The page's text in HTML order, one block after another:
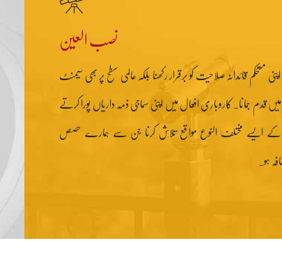
نصب العین
مستحکم قائدانہ صلاحیت کو برقرار رکھنا بلکہ عالمی سطح پر بھی سیمنٹ
قدم جمانا۔ کاروباری افعال میں اپنی سماجی ذمہ داریاں پورا کرتے
ایسے مختلف النوع مواقع تلاش کرنا جن سے ہمارے حصص
ہو۔